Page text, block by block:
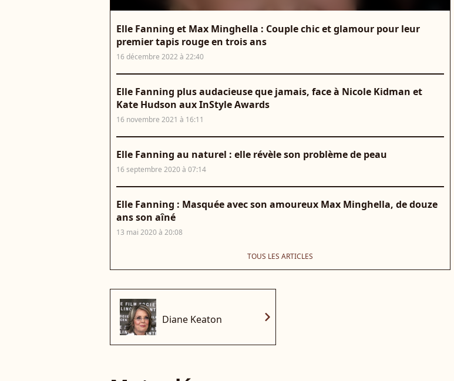
Elle Fanning et Max Minghella : Couple chic et glamour pour leur
premier tapis rouge en trois ans
16 décembre 2022 à 22:40
Elle Fanning plus audacieuse que jamais, face à Nicole Kidman et
Kate Hudson aux InStyle Awards
16 novembre 2021 à 16:11
Elle Fanning au naturel : elle révèle son problème de peau
16 septembre 2020 à 07:14
Elle Fanning : Masquée avec son amoureux Max Minghella, de douze
ans son aîné
13 mai 2020 à 20:08
TOUS LES ARTICLES
Diane Keaton chevron_right